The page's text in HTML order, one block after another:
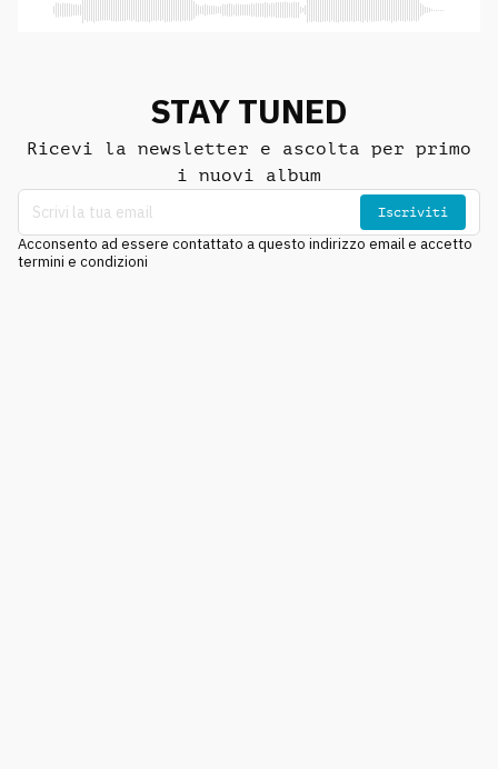
STAY TUNED
Ricevi la newsletter e ascolta per primo
i nuovi album
Iscriviti
Acconsento ad essere contattato a questo indirizzo email e accetto
termini e condizioni